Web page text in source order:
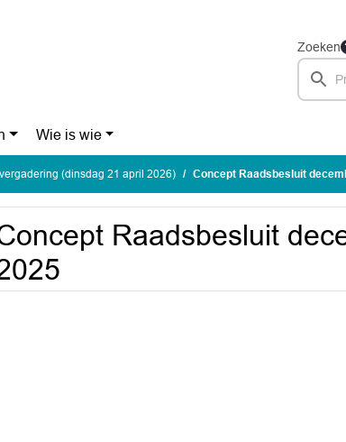
Zoeken
Wie is wie
(dinsdag 21 april 2026) Concept Raadsbesluit
Raadsbesluit